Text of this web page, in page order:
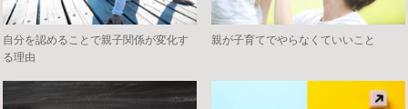
自分を認めることで親子関係が変化す
る理由
親が子育てでやらなくていいこと